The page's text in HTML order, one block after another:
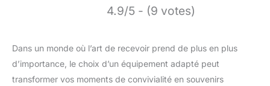
4.9/5 - (9 votes)
Dans un monde où l’art de recevoir prend de plus en plus
d’importance, le choix d’un équipement adapté peut
transformer vos moments de convivialité en souvenirs